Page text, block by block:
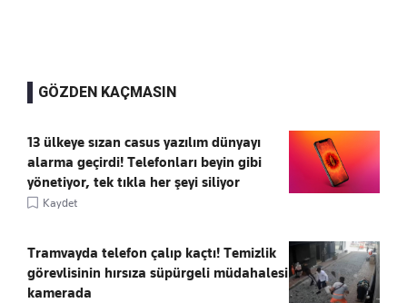
GÖZDEN KAÇMASIN
13 ülkeye sızan casus yazılım dünyayı
alarma geçirdi! Telefonları beyin gibi
yönetiyor, tek tıkla her şeyi siliyor
Kaydet
Tramvayda telefon çalıp kaçtı! Temizlik
görevlisinin hırsıza süpürgeli müdahalesi
kamerada